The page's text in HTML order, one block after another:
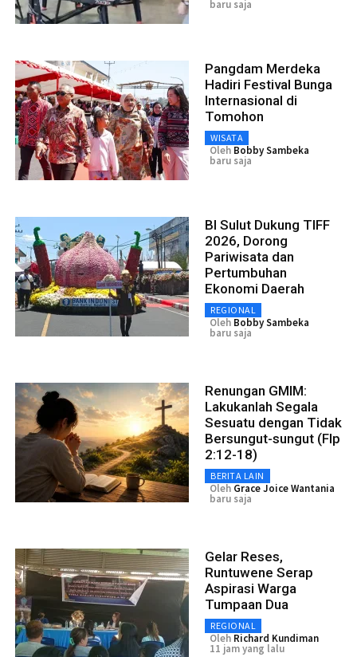
baru saja
Pangdam Merdeka
Hadiri Festival Bunga
Internasional di
Tomohon
WISATA
Oleh Bobby Sambeka
baru saja
BI Sulut Dukung TIFF
2026, Dorong
Pariwisata dan
Pertumbuhan
Ekonomi Daerah
REGIONAL
Oleh Bobby Sambeka
baru saja
Renungan GMIM:
Lakukanlah Segala
Sesuatu dengan Tidak
Bersungut-sungut (Flp
2:12-18)
BERITA LAIN
Oleh Grace Joice Wantania
baru saja
Gelar Reses,
Runtuwene Serap
Aspirasi Warga
Tumpaan Dua
REGIONAL
Oleh Richard Kundiman
11 jam yang lalu